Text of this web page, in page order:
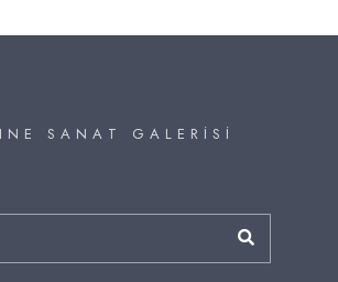
N E S A N A T G A L E R İ S İ